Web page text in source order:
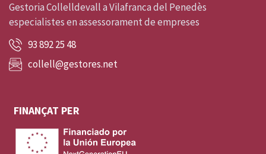
Gestoria Collelldevall a Vilafranca del Penedès
especialistes en assessorament de empreses
93 892 25 48
collell@gestores.net
FINANÇAT PER